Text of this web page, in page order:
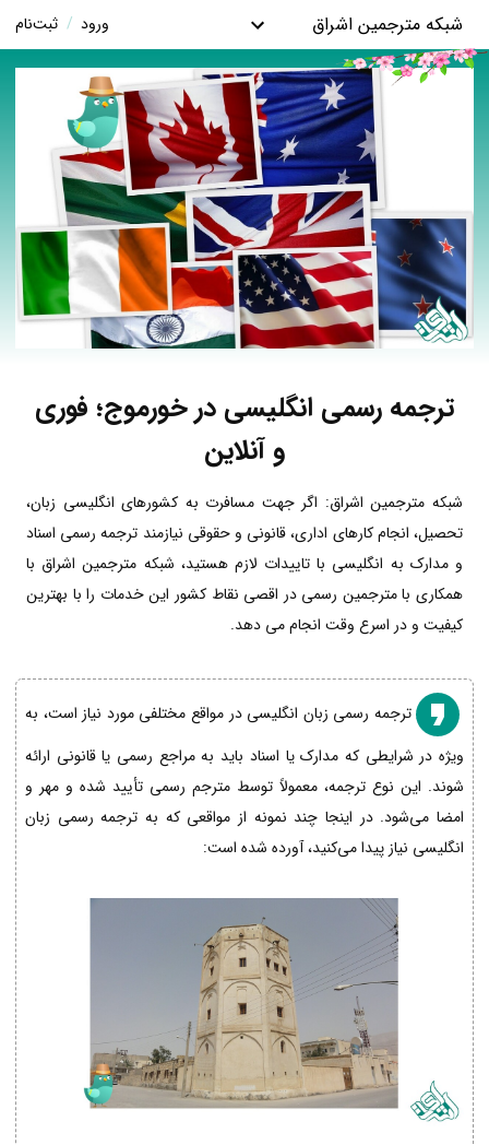
شبکه مترجمین اشراق ورود / ثبت‌نام
ترجمه رسمی انگلیسی در خورموج؛ فوری
و آنلاین
شبکه مترجمین اشراق: اگر جهت مسافرت به کشورهای انگلیسی زبان،
تحصیل، انجام کارهای اداری، قانونی و حقوقی نیازمند ترجمه رسمی اسناد
و مدارک به انگلیسی با تاییدات لازم هستید، شبکه مترجمین اشراق با
همکاری با مترجمین رسمی در اقصی نقاط کشور این خدمات را با بهترین
کیفیت و در اسرع وقت انجام می دهد.
ترجمه رسمی زبان انگلیسی در مواقع مختلفی مورد نیاز است، به
ویژه در شرایطی که مدارک یا اسناد باید به مراجع رسمی یا قانونی ارائه
شوند. این نوع ترجمه، معمولاً توسط مترجم رسمی تأیید شده و مهر و
امضا می‌شود. در اینجا چند نمونه از مواقعی که به ترجمه رسمی زبان
انگلیسی نیاز پیدا می‌کنید، آورده شده است: